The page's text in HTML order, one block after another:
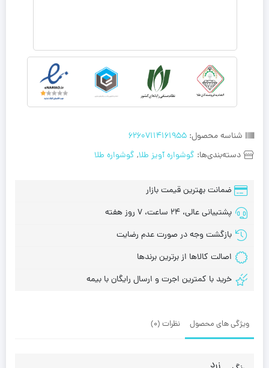
شناسه محصول: 62607114161955
دسته‌بندی‌ها: گوشواره آویز طلا, گوشواره طلا
ضمانت بهترین قیمت بازار
پشتیبانی عالی، 24 ساعت، 7 روز هفته
بازگشت وجه در صورت عدم رضایت
اصالت کالاها از برترین برندها
خرید با کمترین اجرت و ارسال رایگان با بیمه
ویژگی های محصول نظرات (0)